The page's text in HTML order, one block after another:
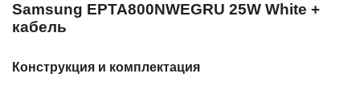
Samsung EPTA800NWEGRU 25W White +
кабель
Конструкция и комплектация